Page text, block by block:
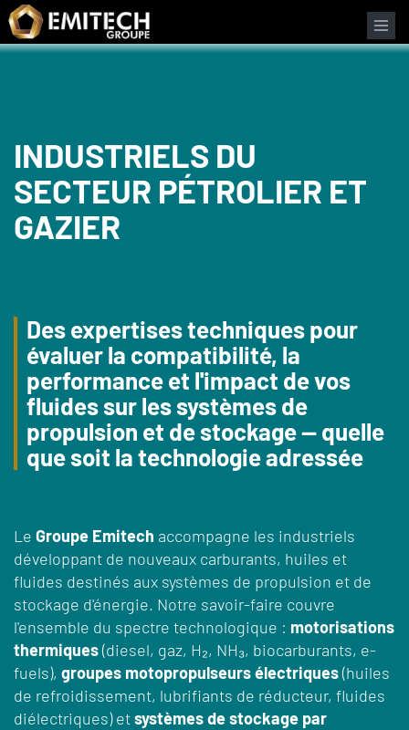
Panneau de gestion des cookies
INDUSTRIELS DU
SECTEUR PÉTROLIER ET
GAZIER
Des expertises techniques pour
évaluer la compatibilité, la
performance et l'impact de vos
fluides sur les systèmes de
propulsion et de stockage — quelle
que soit la technologie adressée
Le Groupe Emitech accompagne les industriels
développant de nouveaux carburants, huiles et
fluides destinés aux systèmes de propulsion et de
stockage d'énergie. Notre savoir-faire couvre
l'ensemble du spectre technologique : motorisations
thermiques(diesel, gaz, H₂, NH₃, biocarburants, e-
fuels), groupes motopropulseurs électriques(huiles
de refroidissement, lubrifiants de réducteur, fluides
diélectriques) etsystèmes de stockage par